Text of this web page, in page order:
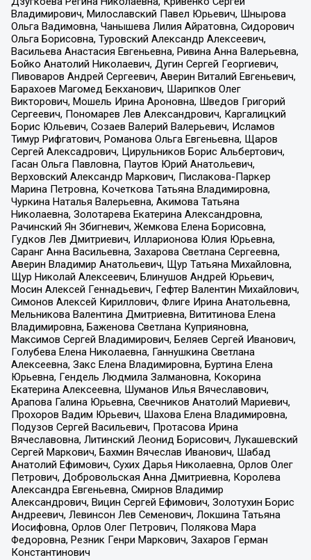
Владимирович, Милославский Павел Юрьевич, Шнырова
Ольга Вадимовна, Чанышева Лилия Айратовна, Сидорович
Ольга Борисовна, Туровский Александр Алексеевич,
Васильева Анастасия Евгеньевна, Ривина Анна Валерьевна,
Бойко Анатолий Николаевич, Дугин Сергей Георгиевич,
Пивоваров Андрей Сергеевич, Аверин Виталий Евгеньевич,
Барахоев Магомед Бекханович, Шарипков Олег
Викторович, Мошель Ирина Ароновна, Шведов Григорий
Сергеевич, Пономарев Лев Александрович, Каргалицкий
Борис Юльевич, Созаев Валерий Валерьевич, Исламов
Тимур Рифгатович, Романова Ольга Евгеньевна, Щаров
Сергей Алексадрович, Цирульников Борис Альбертович,
Гасан Ольга Павловна, Паутов Юрий Анатольевич,
Верховский Александр Маркович, Пислакова-Паркер
Марина Петровна, Кочеткова Татьяна Владимировна,
Чуркина Наталья Валерьевна, Акимова Татьяна
Николаевна, Золотарева Екатерина Александровна,
Рачинский Ян Збигневич, Жемкова Елена Борисовна,
Гудков Лев Дмитриевич, Илларионова Юлия Юрьевна,
Саранг Анна Васильевна, Захарова Светлана Сергеевна,
Аверин Владимир Анатольевич, Щур Татьяна Михайловна,
Щур Николай Алексеевич, Блинушов Андрей Юрьевич,
Мосин Алексей Геннадьевич, Гефтер Валентин Михайлович,
Симонов Алексей Кириллович, Флиге Ирина Анатольевна,
Мельникова Валентина Дмитриевна, Вититинова Елена
Владимировна, Баженова Светлана Куприяновна,
Максимов Сергей Владимирович, Беляев Сергей Иванович,
Голубева Елена Николаевна, Ганнушкина Светлана
Алексеевна, Закс Елена Владимировна, Буртина Елена
Юрьевна, Гендель Людмила Залмановна, Кокорина
Екатерина Алексеевна, Шуманов Илья Вячеславович,
Арапова Галина Юрьевна, Свечников Анатолий Мариевич,
Прохоров Вадим Юрьевич, Шахова Елена Владимировна,
Подузов Сергей Васильевич, Протасова Ирина
Вячеславовна, Литинский Леонид Борисович, Лукашевский
Сергей Маркович, Бахмин Вячеслав Иванович, Шабад
Анатолий Ефимович, Сухих Дарья Николаевна, Орлов Олег
Петрович, Добровольская Анна Дмитриевна, Королева
Александра Евгеньевна, Смирнов Владимир
Александрович, Вицин Сергей Ефимович, Золотухин Борис
Андреевич, Левинсон Лев Семенович, Локшина Татьяна
Иосифовна, Орлов Олег Петрович, Полякова Мара
Федоровна, Резник Генри Маркович, Захаров Герман
Константинович